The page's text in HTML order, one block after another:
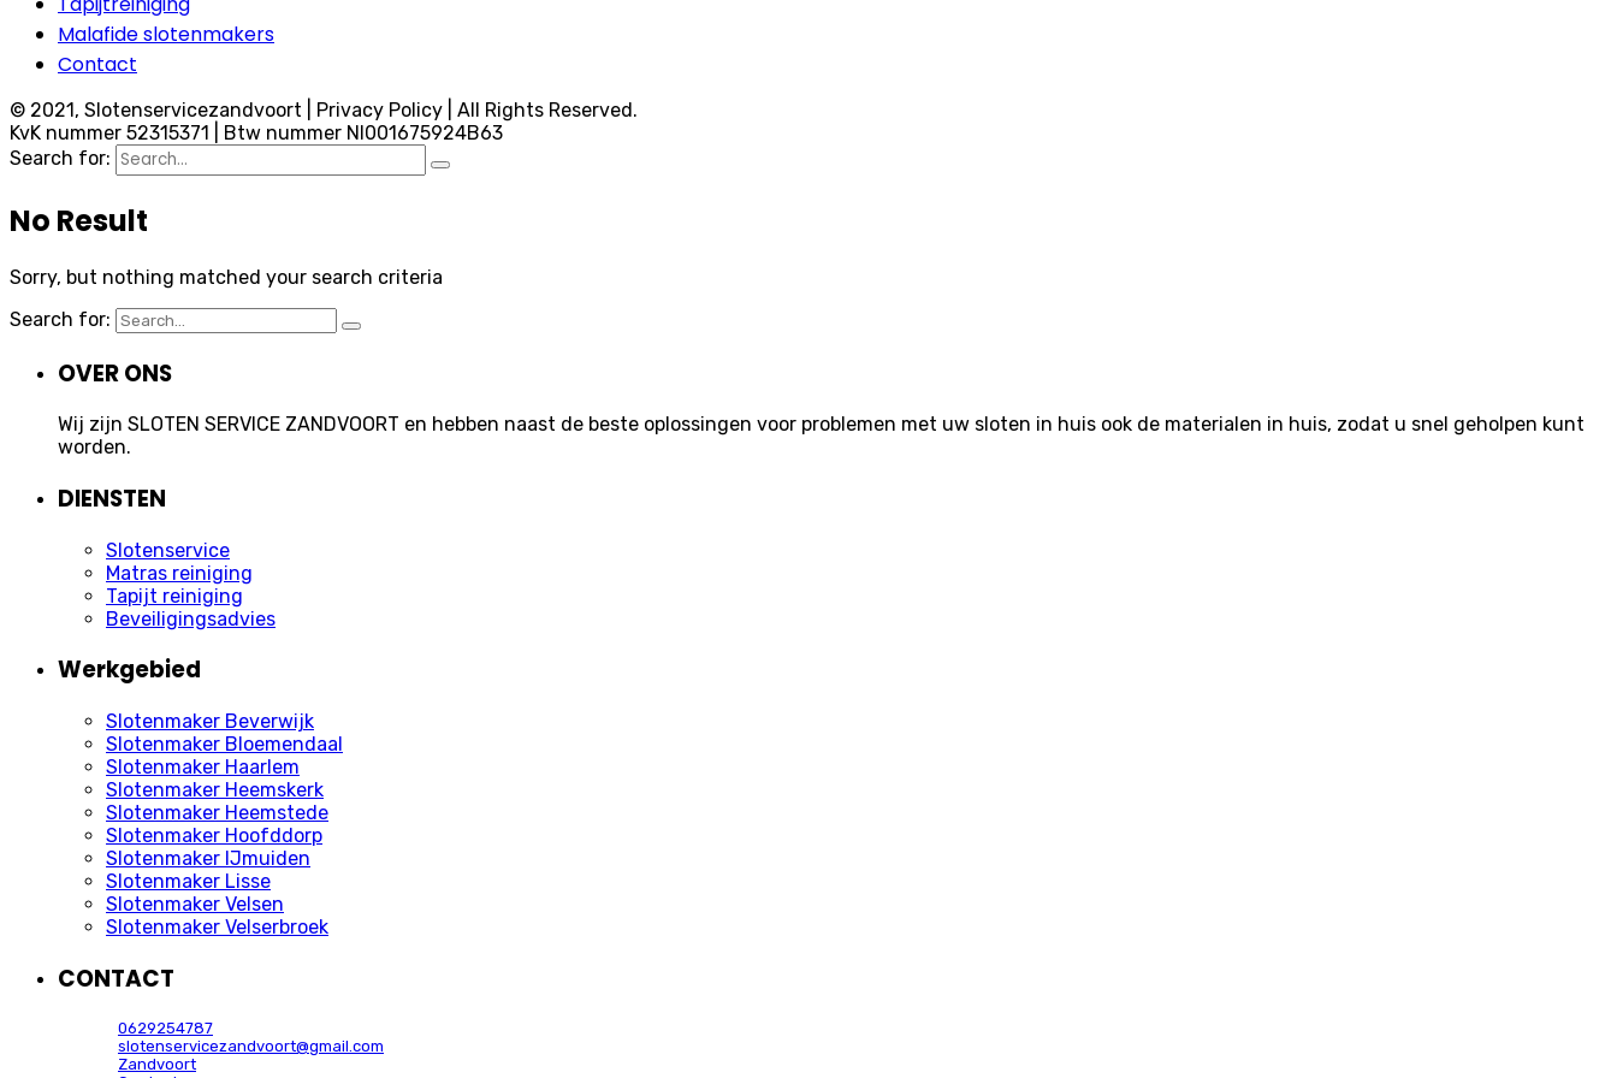
Malafide slotenmakers
Contact
© 2021, Slotenservicezandvoort | Privacy Policy | All Rights Reserved.
KvK nummer 52315371 | Btw nummer Nl001675924B63
Search for:
No Result
Sorry, but nothing matched your search criteria
Search for:
OVER ONS
Wij zijn SLOTEN SERVICE ZANDVOORT en hebben naast de beste oplossingen voor problemen met uw sloten in huis ook de materialen in huis, zodat u snel geholpen kunt
worden.
DIENSTEN
Slotenservice
Matras reiniging
Tapijt reiniging
Beveiligingsadvies
Werkgebied
Slotenmaker Beverwijk
Slotenmaker Bloemendaal
Slotenmaker Haarlem
Slotenmaker Heemskerk
Slotenmaker Heemstede
Slotenmaker Hoofddorp
Slotenmaker IJmuiden
Slotenmaker Lisse
Slotenmaker Velsen
Slotenmaker Velserbroek
CONTACT
0629254787
slotenservicezandvoort@gmail.com
Zandvoort